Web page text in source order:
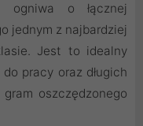
ogniwa o łącznej
jednym z najbardziej
Jest to idealny
pracy oraz długich
oszczędzonego